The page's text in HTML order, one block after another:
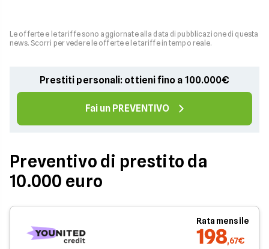
Le offerte e le tariffe sono aggiornate alla data di pubblicazione di questa
news. Scorri per vedere le offerte e le tariffe in tempo reale.
Prestiti personali: ottieni fino a 100.000€
Fai un PREVENTIVO
Preventivo di prestito da
10.000 euro
Rata mensile
198,67€